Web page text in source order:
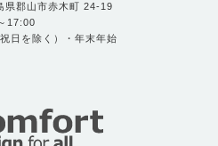
県郡山市赤木町 24-19
17:00
日を除く）・年末年始